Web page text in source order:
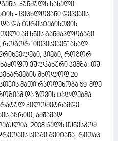
კუნძულს სახელი
- ცეცხლოვანი დევების
და ტურისტებისთვის
ამ ხნის განმავლობაში
როგორ "ითვისებენ" ახალ
ფრინველები, ჭიები, როგორ
ვულკანური პემზა. თუ
მხოლოდ 20
მათი რაოდენობა 69-მდე
და ზღვის ტალღებმა
კილომეტრამდე
აზრით, ამჟამად
2008 წელს იუნესკომ
სიაში შეიტანა, რითაც